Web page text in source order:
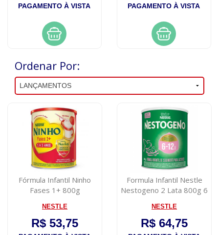
PAGAMENTO À VISTA PAGAMENTO À VISTA
Ordenar Por:
Fórmula Infantil Ninho
Fases 1+ 800g
NESTLE
R$ 53,75
Formula Infantil Nestle
Nestogeno 2 Lata 800g 6
NESTLE
R$ 64,75